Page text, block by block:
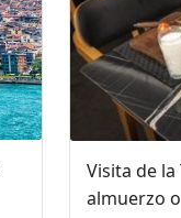
Visita de
almuerzo